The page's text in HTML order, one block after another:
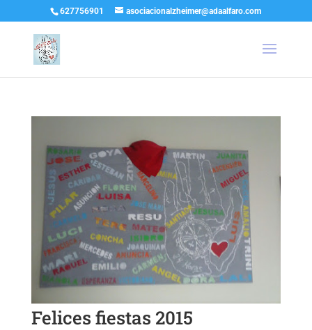
627756901 asociacionalzheimer@adaalfaro.com
Felices fiestas 2015